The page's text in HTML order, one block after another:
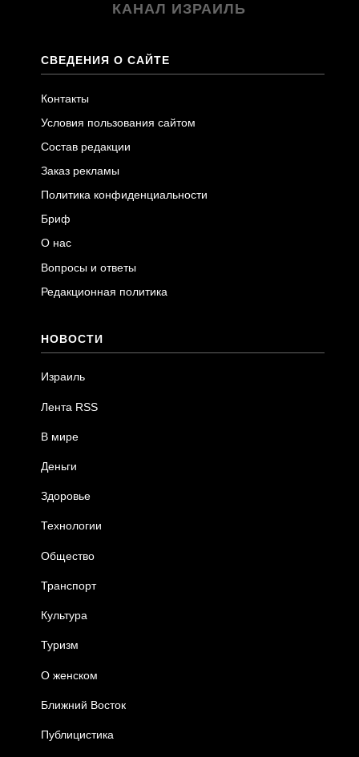
КАНАЛ ИЗРАИЛЬ
СВЕДЕНИЯ О САЙТЕ
Контакты
Условия пользования сайтом
Состав редакции
Заказ рекламы
Политика конфиденциальности
Бриф
О нас
Вопросы и ответы
Редакционная политика
НОВОСТИ
Израиль
Лента RSS
В мире
Деньги
Здоровье
Технологии
Общество
Транспорт
Культура
Туризм
О женском
Ближний Восток
Публицистика